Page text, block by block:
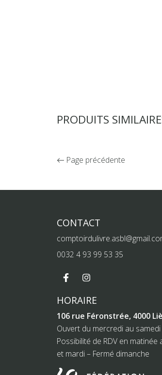
PRODUITS
Page précédente
CONTACT
0032 4 93 99 53 35
HORAIRE
106 rue Féronstrée, 4000
Ouvert du mercredi au
Possibilité de RDV en matinée
et mardi – Fermé dimanche